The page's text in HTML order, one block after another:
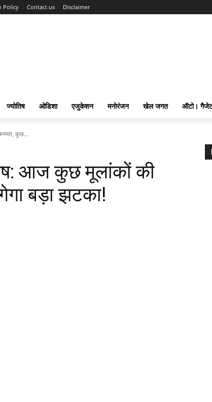
Policy Contact us Disclaimer
ज्योतिष ओडिशा एजुकेशन मनोरंजन खेल जगत ऑटो।
कुछ...
आज कुछ मूलांकों की
बड़ा झटका!